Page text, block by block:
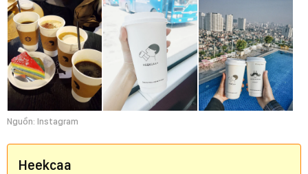
Nguồn: Instagram
Heekcaa